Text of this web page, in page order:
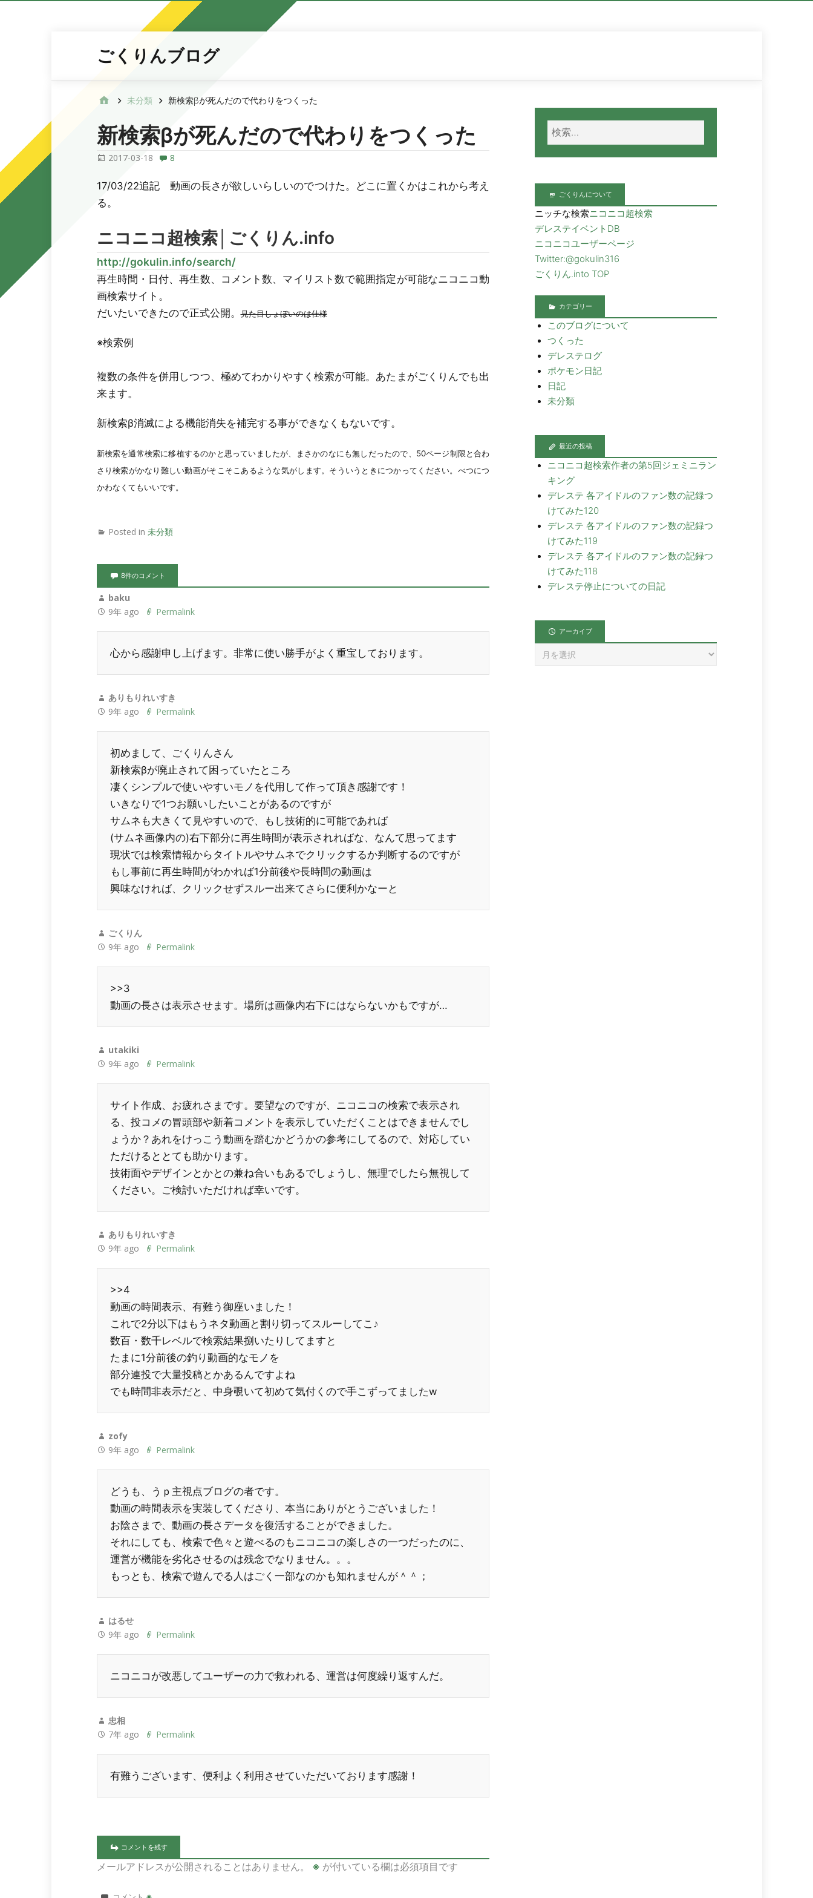
ごくりんブログ
未分類 新検索βが死んだので代わりをつくった
新検索βが死んだので代わりをつくった
2017-03-18 8
17/03/22追記 動画の長さが欲しいらしいのでつけた。どこに置くかはこれから考え
る。
ニコニコ超検索│ごくりん.info
http://gokulin.info/search/
再生時間・日付、再生数、コメント数、マイリスト数で範囲指定が可能なニコニコ動
画検索サイト。
だいたいできたので正式公開。見た目しょぼいのは仕様
※検索例
複数の条件を併用しつつ、極めてわかりやすく検索が可能。あたまがごくりんでも出
来ます。
新検索β消滅による機能消失を補完する事ができなくもないです。
新検索を通常検索に移植するのかと思っていましたが、まさかのなにも無しだったので、50ページ制限と合わ
さり検索がかなり難しい動画がそこそこあるような気がします。そういうときにつかってください。べつにつ
かわなくてもいいです。
Posted in 未分類
8件のコメント
baku
9年 ago
Permalink
心から感謝申し上げます。非常に使い勝手がよく重宝しております。
ありもりれいすき
9年 ago
Permalink
初めまして、ごくりんさん
新検索βが廃止されて困っていたところ
凄くシンプルで使いやすいモノを代用して作って頂き感謝です！
いきなりで1つお願いしたいことがあるのですが
サムネも大きくて見やすいので、もし技術的に可能であれば
(サムネ画像内の)右下部分に再生時間が表示されればな、なんて思ってます
現状では検索情報からタイトルやサムネでクリックするか判断するのですが
もし事前に再生時間がわかれば1分前後や長時間の動画は
興味なければ、クリックせずスルー出来てさらに便利かなーと
ごくりん
9年 ago
Permalink
>>3
動画の長さは表示させます。場所は画像内右下にはならないかもですが…
utakiki
9年 ago
Permalink
サイト作成、お疲れさまです。要望なのですが、ニコニコの検索で表示され
る、投コメの冒頭部や新着コメントを表示していただくことはできませんでし
ょうか？あれをけっこう動画を踏むかどうかの参考にしてるので、対応してい
ただけるととても助かります。
技術面やデザインとかとの兼ね合いもあるでしょうし、無理でしたら無視して
ください。ご検討いただければ幸いです。
ありもりれいすき
9年 ago
Permalink
>>4
動画の時間表示、有難う御座いました！
これで2分以下はもうネタ動画と割り切ってスルーしてこ♪
数百・数千レベルで検索結果捌いたりしてますと
たまに1分前後の釣り動画的なモノを
部分連投で大量投稿とかあるんですよね
でも時間非表示だと、中身覗いて初めて気付くので手こずってましたw
zofy
9年 ago
Permalink
どうも、うｐ主視点ブログの者です。
動画の時間表示を実装してくださり、本当にありがとうございました！
お陰さまで、動画の長さデータを復活することができました。
それにしても、検索で色々と遊べるのもニコニコの楽しさの一つだったのに、
運営が機能を劣化させるのは残念でなりません。。。
もっとも、検索で遊んでる人はごく一部なのかも知れませんが＾＾；
はるせ
9年 ago
Permalink
ニコニコが改悪してユーザーの力で救われる、運営は何度繰り返すんだ。
忠相
7年 ago
Permalink
有難うございます、便利よく利用させていただいております感謝！
コメントを残す
メールアドレスが公開されることはありません。 ※ が付いている欄は必須項目です
ごくりんについて
ニッチな検索ニコニコ超検索
デレステイベントDB
ニコニコユーザーページ
Twitter:@gokulin316
ごくりん.into TOP
カテゴリー
このブログについて
つくった
デレステログ
ポケモン日記
日記
未分類
最近の投稿
ニコニコ超検索作者の第5回ジェミニラン
キング
デレステ 各アイドルのファン数の記録つ
けてみた120
デレステ 各アイドルのファン数の記録つ
けてみた119
デレステ 各アイドルのファン数の記録つ
けてみた118
デレステ停止についての日記
アーカイブ